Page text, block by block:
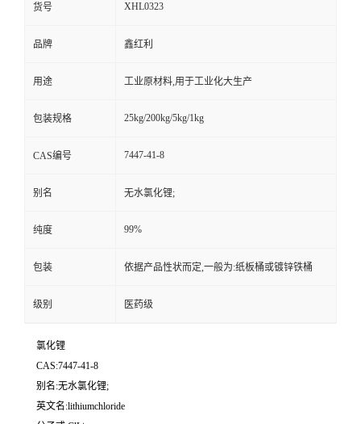
货号 XHL0323
品牌 鑫红利
用途 工业原材料,用于工业化大生产
包装规格 25kg/200kg/5kg/1kg
CAS编号 7447-41-8
别名 无水氯化锂;
纯度 99%
包装 依据产品性状而定,一般为:纸板桶或镀锌铁桶
级别 医药级
氯化锂
CAS:7447-41-8
别名:无水氯化锂;
英文名:lithiumchloride